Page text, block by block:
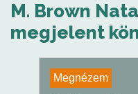
M. Brown
megjelent
Megnézem